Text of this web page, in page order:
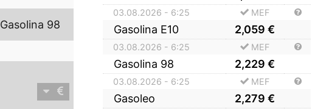
Gasolina 98
03.08.2026 - 6:25 MEF
Gasolina E10 2,059 €
03.08.2026 - 6:25 MEF
Gasolina 98 2,229 €
03.08.2026 - 6:25 MEF
Gasoleo 2,279 €